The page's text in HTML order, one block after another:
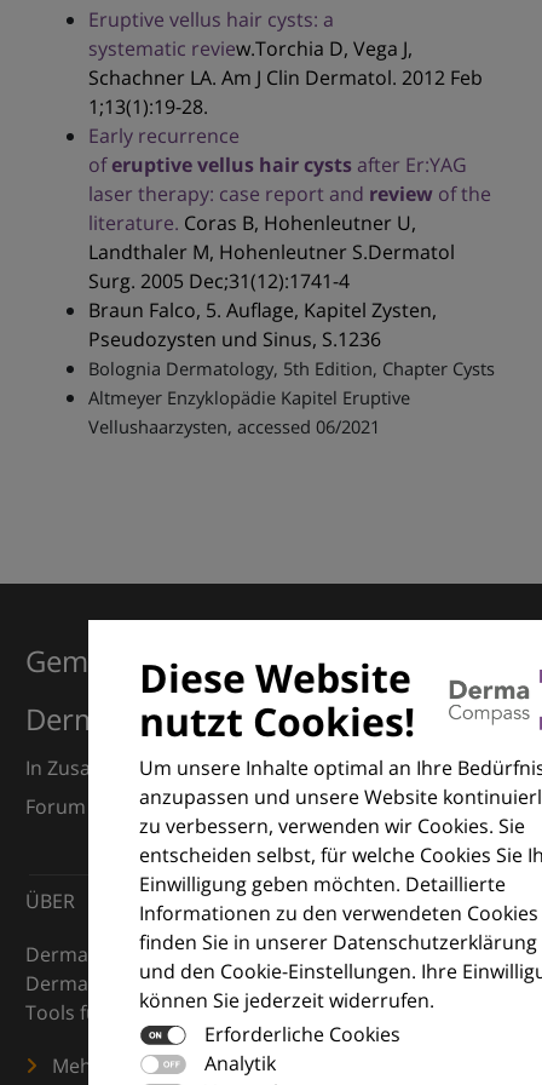
Eruptive vellus hair cysts: a
systematic review.Torchia D, Vega J,
Schachner LA. Am J Clin Dermatol. 2012 Feb
1;13(1):19-28.
Early recurrence
oferuptivevellus haircystsafter Er:YAG
laser therapy: case report and reviewof the
literature. Coras B, Hohenleutner U,
Landthaler M, Hohenleutner S.Dermatol
Surg. 2005 Dec;31(12):1741-4
Braun Falco, 5. Auflage, Kapitel Zysten,
Pseudozysten und Sinus, S.1236
Bolognia Dermatology, 5th Edition, Chapter Cysts
Altmeyer Enzyklopädie Kapitel Eruptive
Vellushaarzysten, accessed 06/2021
Diese Website
nutzt Cookies!
Um unsere Inhalte optimal an Ihre
anzupassen und unsere Website
zu verbessern, verwenden wir Cookies. Sie
entscheiden selbst, für welche Cookies Sie
Einwilligung geben möchten. Detaillierte
Informationen zu den verwendeten Cookies
finden Sie in unserer Datenschutzerklärung
und den Cookie-Einstellungen. Ihre
können Sie jederzeit widerrufen.
Erforderliche Cookies
Analytik
Gemeinsam für Exzellenz in der
Dermatologie
In Zusammenarbeit mit dem European Dermatology
Forum (EDF) und Euroderm Excellence
ÜBER
DermaCompass ist Ihr digitaler Kompass für die
Dermatologie – mit Wissen, Bildern und praktischen
Tools für den klinischen Alltag.
Mehr erfahren